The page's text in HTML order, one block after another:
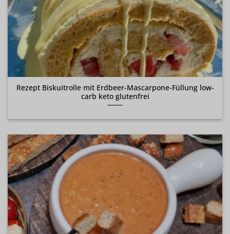
Rezept Biskuitrolle mit Erdbeer-Mascarpone-Füllung low-
carb keto glutenfrei